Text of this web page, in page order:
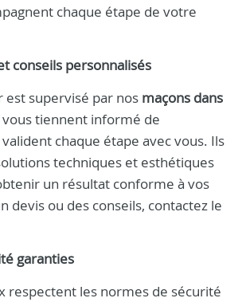
chaque étape de votre
conseils personnalisés
est supervisé par nos maçons dans
vous tiennent informé de
valident chaque étape avec vous. Ils
techniques et esthétiques
un résultat conforme à vos
devis ou des conseils, contactez le
garanties
respectent les normes de sécurité